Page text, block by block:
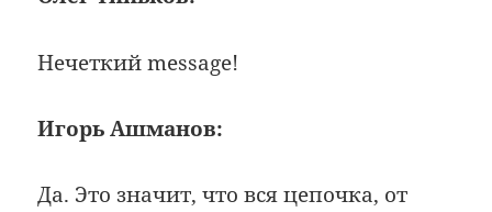
Нечеткий message!
Игорь Ашманов:
Да. Это значит, что вся цепочка, от